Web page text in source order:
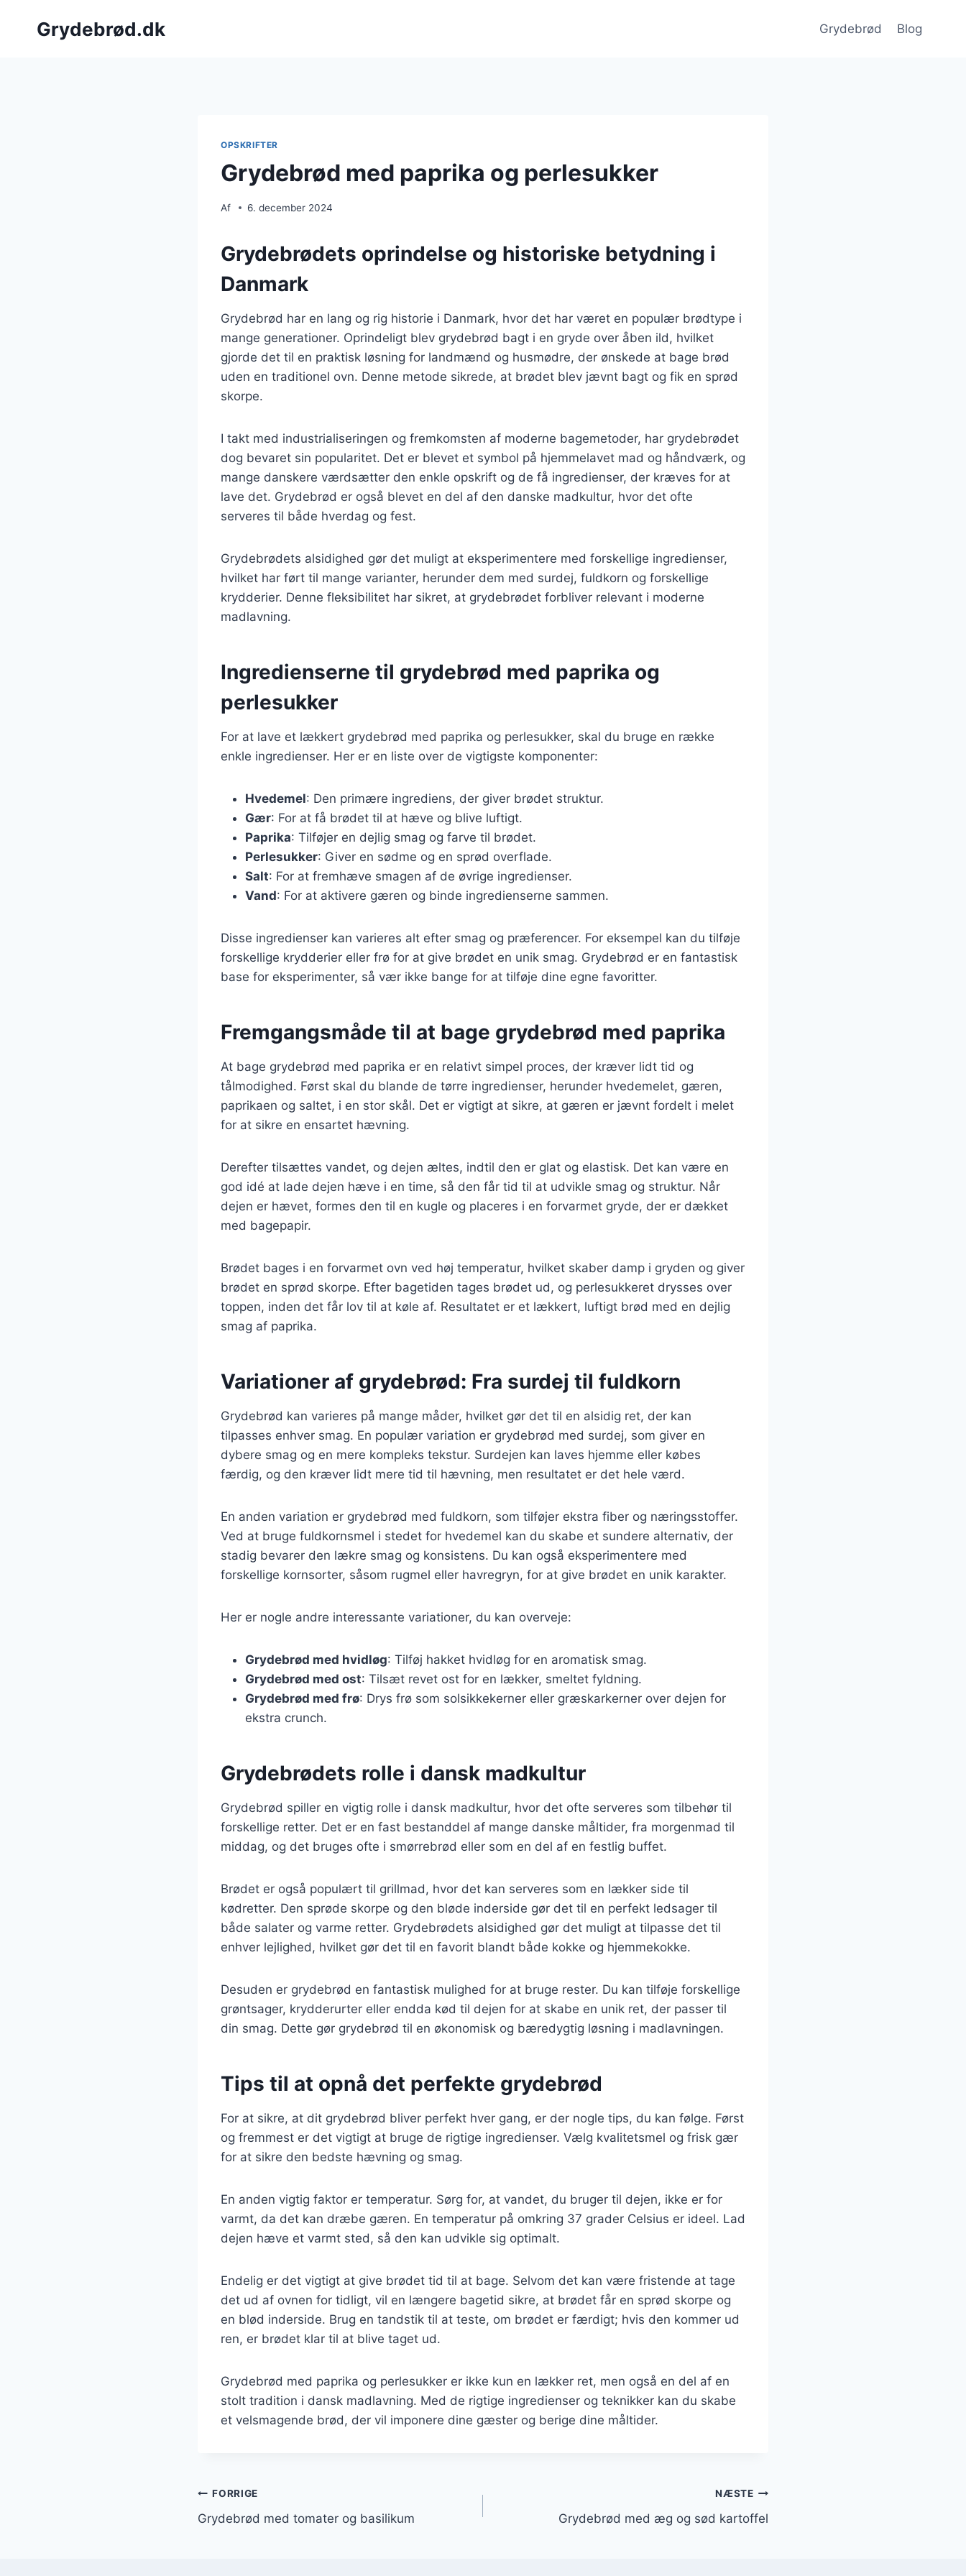
Grydebrød.dk Grydebrød Blog
OPSKRIFTER
Grydebrød med paprika og perlesukker
Af 6. december 2024
Grydebrødets oprindelse og historiske betydning i
Danmark
Grydebrød har en lang og rig historie i Danmark, hvor det har været en populær brødtype i
mange generationer. Oprindeligt blev grydebrød bagt i en gryde over åben ild, hvilket
gjorde det til en praktisk løsning for landmænd og husmødre, der ønskede at bage brød
uden en traditionel ovn. Denne metode sikrede, at brødet blev jævnt bagt og fik en sprød
skorpe.
I takt med industrialiseringen og fremkomsten af moderne bagemetoder, har grydebrødet
dog bevaret sin popularitet. Det er blevet et symbol på hjemmelavet mad og håndværk, og
mange danskere værdsætter den enkle opskrift og de få ingredienser, der kræves for at
lave det. Grydebrød er også blevet en del af den danske madkultur, hvor det ofte
serveres til både hverdag og fest.
Grydebrødets alsidighed gør det muligt at eksperimentere med forskellige ingredienser,
hvilket har ført til mange varianter, herunder dem med surdej, fuldkorn og forskellige
krydderier. Denne fleksibilitet har sikret, at grydebrødet forbliver relevant i moderne
madlavning.
Ingredienserne til grydebrød med paprika og
perlesukker
For at lave et lækkert grydebrød med paprika og perlesukker, skal du bruge en række
enkle ingredienser. Her er en liste over de vigtigste komponenter:
Hvedemel: Den primære ingrediens, der giver brødet struktur.
Gær: For at få brødet til at hæve og blive luftigt.
Paprika: Tilføjer en dejlig smag og farve til brødet.
Perlesukker: Giver en sødme og en sprød overflade.
Salt: For at fremhæve smagen af de øvrige ingredienser.
Vand: For at aktivere gæren og binde ingredienserne sammen.
Disse ingredienser kan varieres alt efter smag og præferencer. For eksempel kan du tilføje
forskellige krydderier eller frø for at give brødet en unik smag. Grydebrød er en fantastisk
base for eksperimenter, så vær ikke bange for at tilføje dine egne favoritter.
Fremgangsmåde til at bage grydebrød med paprika
At bage grydebrød med paprika er en relativt simpel proces, der kræver lidt tid og
tålmodighed. Først skal du blande de tørre ingredienser, herunder hvedemelet, gæren,
paprikaen og saltet, i en stor skål. Det er vigtigt at sikre, at gæren er jævnt fordelt i melet
for at sikre en ensartet hævning.
Derefter tilsættes vandet, og dejen æltes, indtil den er glat og elastisk. Det kan være en
god idé at lade dejen hæve i en time, så den får tid til at udvikle smag og struktur. Når
dejen er hævet, formes den til en kugle og placeres i en forvarmet gryde, der er dækket
med bagepapir.
Brødet bages i en forvarmet ovn ved høj temperatur, hvilket skaber damp i gryden og giver
brødet en sprød skorpe. Efter bagetiden tages brødet ud, og perlesukkeret drysses over
toppen, inden det får lov til at køle af. Resultatet er et lækkert, luftigt brød med en dejlig
smag af paprika.
Variationer af grydebrød: Fra surdej til fuldkorn
Grydebrød kan varieres på mange måder, hvilket gør det til en alsidig ret, der kan
tilpasses enhver smag. En populær variation er grydebrød med surdej, som giver en
dybere smag og en mere kompleks tekstur. Surdejen kan laves hjemme eller købes
færdig, og den kræver lidt mere tid til hævning, men resultatet er det hele værd.
En anden variation er grydebrød med fuldkorn, som tilføjer ekstra fiber og næringsstoffer.
Ved at bruge fuldkornsmel i stedet for hvedemel kan du skabe et sundere alternativ, der
stadig bevarer den lækre smag og konsistens. Du kan også eksperimentere med
forskellige kornsorter, såsom rugmel eller havregryn, for at give brødet en unik karakter.
Her er nogle andre interessante variationer, du kan overveje:
Grydebrød med hvidløg: Tilføj hakket hvidløg for en aromatisk smag.
Grydebrød med ost: Tilsæt revet ost for en lækker, smeltet fyldning.
Grydebrød med frø: Drys frø som solsikkekerner eller græskarkerner over dejen for
ekstra crunch.
Grydebrødets rolle i dansk madkultur
Grydebrød spiller en vigtig rolle i dansk madkultur, hvor det ofte serveres som tilbehør til
forskellige retter. Det er en fast bestanddel af mange danske måltider, fra morgenmad til
middag, og det bruges ofte i smørrebrød eller som en del af en festlig buffet.
Brødet er også populært til grillmad, hvor det kan serveres som en lækker side til
kødretter. Den sprøde skorpe og den bløde inderside gør det til en perfekt ledsager til
både salater og varme retter. Grydebrødets alsidighed gør det muligt at tilpasse det til
enhver lejlighed, hvilket gør det til en favorit blandt både kokke og hjemmekokke.
Desuden er grydebrød en fantastisk mulighed for at bruge rester. Du kan tilføje forskellige
grøntsager, krydderurter eller endda kød til dejen for at skabe en unik ret, der passer til
din smag. Dette gør grydebrød til en økonomisk og bæredygtig løsning i madlavningen.
Tips til at opnå det perfekte grydebrød
For at sikre, at dit grydebrød bliver perfekt hver gang, er der nogle tips, du kan følge. Først
og fremmest er det vigtigt at bruge de rigtige ingredienser. Vælg kvalitetsmel og frisk gær
for at sikre den bedste hævning og smag.
En anden vigtig faktor er temperatur. Sørg for, at vandet, du bruger til dejen, ikke er for
varmt, da det kan dræbe gæren. En temperatur på omkring 37 grader Celsius er ideel. Lad
dejen hæve et varmt sted, så den kan udvikle sig optimalt.
Endelig er det vigtigt at give brødet tid til at bage. Selvom det kan være fristende at tage
det ud af ovnen for tidligt, vil en længere bagetid sikre, at brødet får en sprød skorpe og
en blød inderside. Brug en tandstik til at teste, om brødet er færdigt; hvis den kommer ud
ren, er brødet klar til at blive taget ud.
Grydebrød med paprika og perlesukker er ikke kun en lækker ret, men også en del af en
stolt tradition i dansk madlavning. Med de rigtige ingredienser og teknikker kan du skabe
et velsmagende brød, der vil imponere dine gæster og berige dine måltider.
Indlægsnavigation
FORRIGE
Grydebrød med tomater og basilikum
NÆSTE
Grydebrød med æg og sød kartoffel